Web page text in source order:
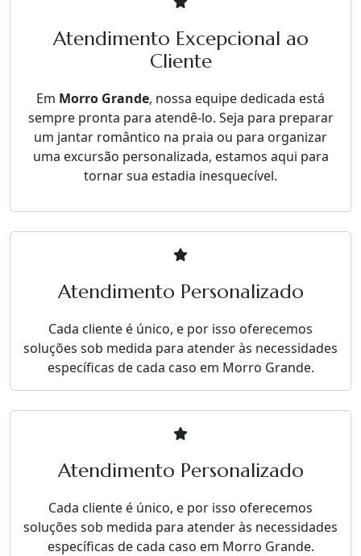
Atendimento Excepcional ao
Cliente
Em Morro Grande, nossa equipe dedicada está
sempre pronta para atendê-lo. Seja para preparar
um jantar romântico na praia ou para organizar
uma excursão personalizada, estamos aqui para
tornar sua estadia inesquecível.
Atendimento Personalizado
Cada cliente é único, e por isso oferecemos
soluções sob medida para atender às necessidades
específicas de cada caso em Morro Grande.
Atendimento Personalizado
Cada cliente é único, e por isso oferecemos
soluções sob medida para atender às necessidades
específicas de cada caso em Morro Grande.